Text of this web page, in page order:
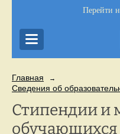
Перейти
Главная →
Сведения об
Стипендии и
обучающихся